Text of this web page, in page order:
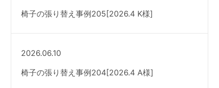
椅子の張り替え事例205[2026.4 K様]
2026.06.10
椅子の張り替え事例204[2026.4 A様]